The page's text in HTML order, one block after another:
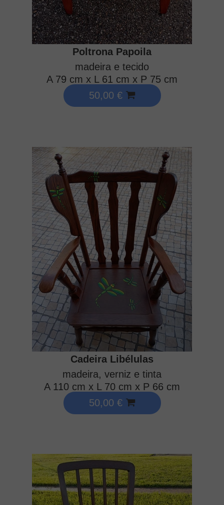
50,00 €
Poltrona Papoila
madeira e tecido
A 79 cm x L 61 cm x P 75 cm
Cadeira Libélulas
madeira, verniz e tinta
A 110 cm x L 70 cm x P 66 cm
50,00 €